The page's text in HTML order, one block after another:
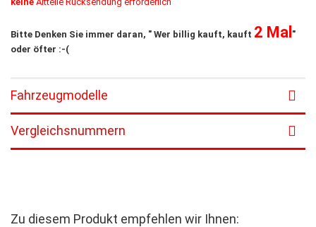
Bitte Denken Sie immer daran, " Wer billig kauft, kauft 2 Mal "
oder öfter :-(
Fahrzeugmodelle
Vergleichsnummern
Zu diesem Produkt empfehlen wir Ihnen: